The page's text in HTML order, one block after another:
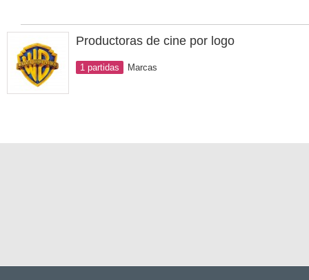
Productoras de cine por logo
1 partidas Marcas